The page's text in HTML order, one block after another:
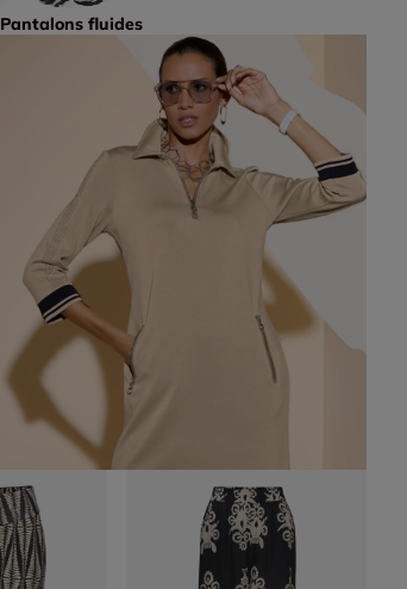
Pantalons fluides